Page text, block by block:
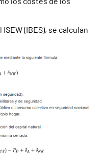
(IBES), se calculan